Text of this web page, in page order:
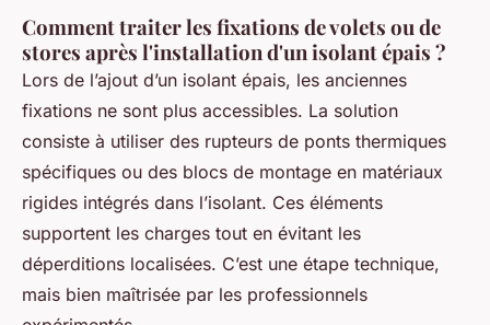
Comment traiter les fixations de volets ou de
stores après l'installation d'un isolant épais ?
Lors de l’ajout d’un isolant épais, les anciennes
fixations ne sont plus accessibles. La solution
consiste à utiliser des rupteurs de ponts thermiques
spécifiques ou des blocs de montage en matériaux
rigides intégrés dans l’isolant. Ces éléments
supportent les charges tout en évitant les
déperditions localisées. C’est une étape technique,
mais bien maîtrisée par les professionnels